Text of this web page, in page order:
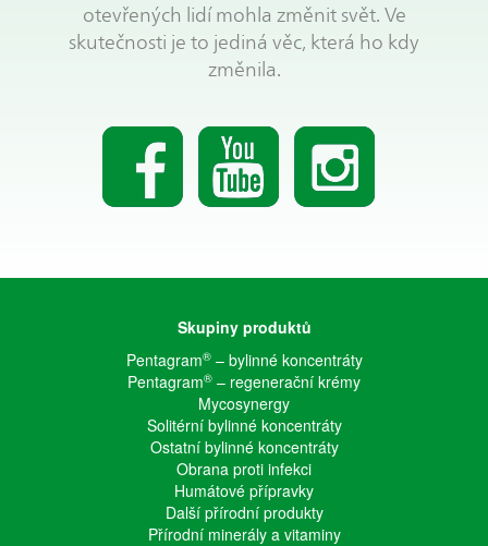
otevřených lidí mohla změnit svět. Ve
skutečnosti je to jediná věc, která ho kdy
změnila.
Skupiny produktů
Pentagram®– bylinné koncentráty
Pentagram® – regenerační krémy
Mycosynergy
Solitérní bylinné koncentráty
Ostatní bylinné koncentráty
Obrana proti infekci
Humátové přípravky
Další přírodní produkty
Přírodní minerály a vitaminy